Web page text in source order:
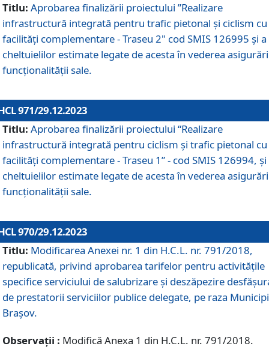
Titlu: Aprobarea finalizării proiectului ”Realizare
infrastructură integrată pentru trafic pietonal și ciclism cu
facilități complementare - Traseu 2" cod SMIS 126995 și a
cheltuielilor estimate legate de acesta în vederea
funcționalității sale.
971/29.12.2023
Titlu: Aprobarea finalizării proiectului “Realizare
infrastructură integrată pentru ciclism şi trafic pietonal cu
facilităţi complementare - Traseu 1” - cod SMIS 126994, și
cheltuielilor estimate legate de acesta în vederea
funcționalității sale.
970/29.12.2023
Titlu: Modificarea Anexei nr. 1 din H.C.L. nr. 791/2018,
republicată, privind aprobarea tarifelor pentru activitățile
specifice serviciului de salubrizare și deszăpezire
de prestatorii serviciilor publice delegate, pe raza
Brașov.
Observații : Modifică Anexa 1 din H.C.L. nr. 791/2018.